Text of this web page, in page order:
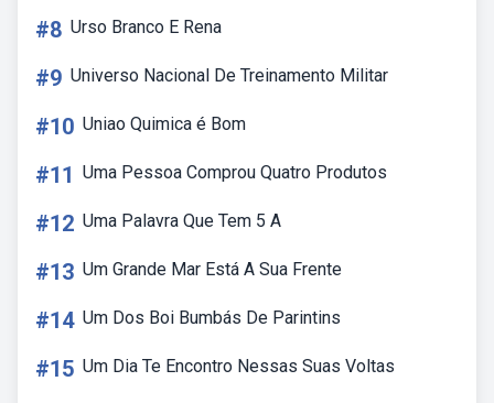
#8 Urso Branco E Rena
#9 Universo Nacional De Treinamento Militar
#10 Uniao Quimica é Bom
#11 Uma Pessoa Comprou Quatro Produtos
#12 Uma Palavra Que Tem 5 A
#13 Um Grande Mar Está A Sua Frente
#14 Um Dos Boi Bumbás De Parintins
#15 Um Dia Te Encontro Nessas Suas Voltas